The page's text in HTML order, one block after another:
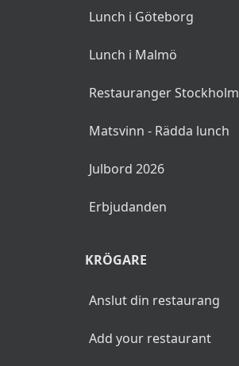
Lunch i Göteborg
Lunch i Malmö
Restauranger Stockholm
Matsvinn - Rädda lunch
Julbord 2026
Erbjudanden
KRÖGARE
Anslut din restaurang
Add your restaurant